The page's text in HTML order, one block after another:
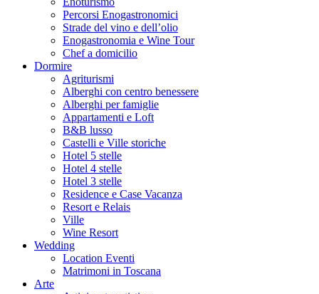
Percorsi Enogastronomici
Strade del vino e dell’olio
Enogastronomia e Wine Tour
Chef a domicilio
Dormire
Agriturismi
Alberghi con centro benessere
Alberghi per famiglie
Appartamenti e Loft
B&B lusso
Castelli e Ville storiche
Hotel 5 stelle
Hotel 4 stelle
Hotel 3 stelle
Residence e Case Vacanza
Resort e Relais
Ville
Wine Resort
Wedding
Location Eventi
Matrimoni in Toscana
Arte